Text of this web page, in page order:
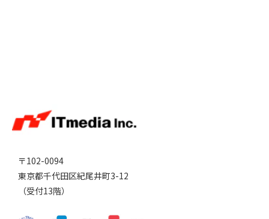
〒102-0094
東京都千代田区紀尾井町3-12
（受付13階）